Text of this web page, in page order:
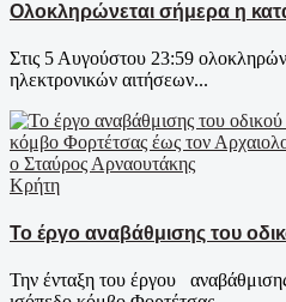
Ολοκληρώνεται σήμερα η
Στις 5 Αυγούστου 23:59
ηλεκτρονικών αιτήσεων...
Κρήτη
Το έργο αναβάθμισης του
Την ένταξη του έργου